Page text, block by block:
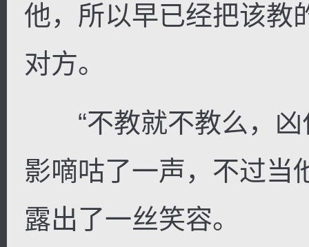
他，所以早已经把该教
对方。
“不教就不教么，凶
影嘀咕了一声，不过当
露出了一丝笑容。